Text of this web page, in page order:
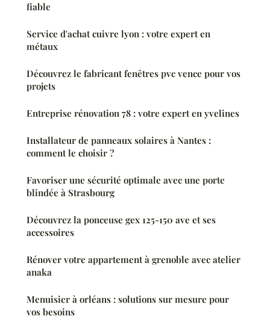
fiable
Service d'achat cuivre lyon : votre expert en
métaux
Découvrez le fabricant fenêtres pvc vence pour vos
projets
Entreprise rénovation 78 : votre expert en yvelines
Installateur de panneaux solaires à Nantes :
comment le choisir ?
Favoriser une sécurité optimale avec une porte
blindée à Strasbourg
Découvrez la ponceuse gex 125-150 ave et ses
accessoires
Rénover votre appartement à grenoble avec atelier
anaka
Menuisier à orléans : solutions sur mesure pour
vos besoins